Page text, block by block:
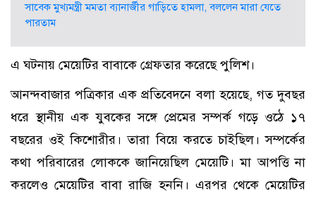
সাবেক মুখ্যমন্ত্রী মমতা ব্যানার্জীর গাড়িতে হামলা, বললেন মারা যেতে
পারতাম
এ ঘটনায় মেয়েটির বাবাকে গ্রেফতার করেছে পুলিশ।
আনন্দবাজার পত্রিকার এক প্রতিবেদনে বলা হয়েছে, গত দুবছর
ধরে স্থানীয় এক যুবকের সঙ্গে প্রেমের সম্পর্ক গড়ে ওঠে ১৭
বছরের ওই কিশোরীর। তারা বিয়ে করতে চাইছিল। সম্পর্কের
কথা পরিবারের লোককে জানিয়েছিল মেয়েটি। মা আপত্তি না
করলেও মেয়েটির বাবা রাজি হননি। এরপর থেকে মেয়েটির